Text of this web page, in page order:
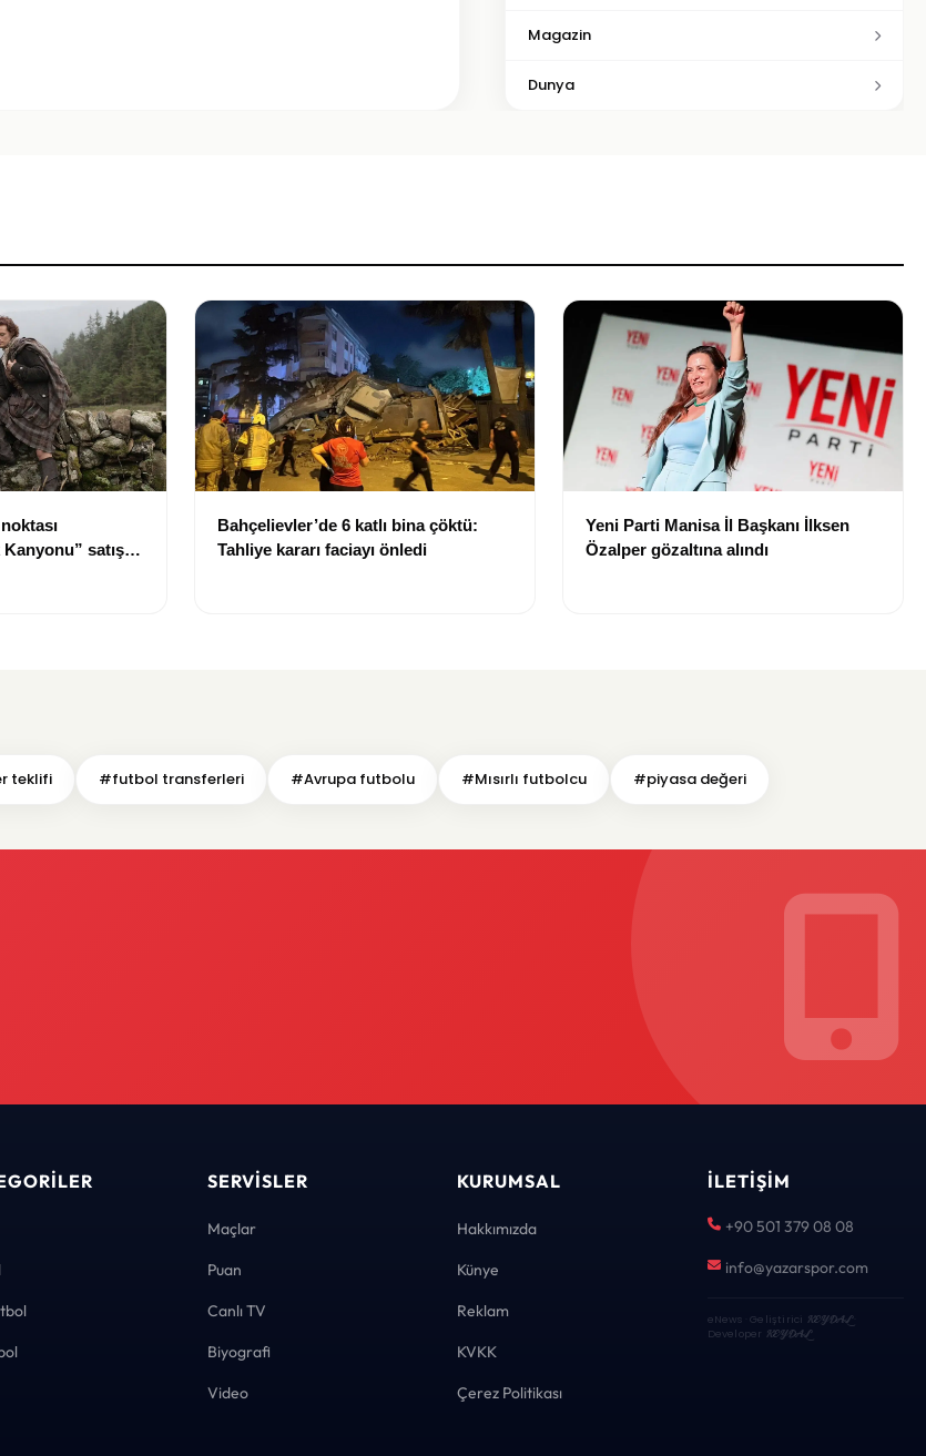
Magazin
Dunya
Kanyonu” satışa
Bahçelievler’de 6 katlı bina çöktü:
Tahliye kararı faciayı önledi
Yeni Parti Manisa İl Başkanı İlksen
Özalper gözaltına alındı
teklifi #futbol transferleri #Avrupa futbolu #Mısırlı futbolcu #piyasa değeri
SERVISLER
Maçlar
Puan
Canlı TV
Biyografi
Video
KURUMSAL
Hakkımızda
Künye
Reklam
KVKK
Çerez Politikası
İLETIŞIM
+90 501 379 08 08
info@yazarspor.com
eNews · Geliştirici KEYDAL·
Developer KEYDAL